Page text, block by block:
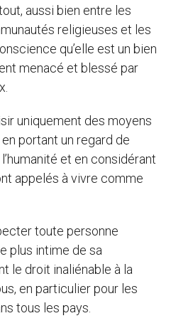
aussi bien entre les
religieuses et les
qu’elle est un bien
menacé et blessé par
uniquement des moyens
portant un regard de
et en considérant
appelés à vivre comme
toute personne
plus intime de sa
le droit inaliénable à la
en particulier pour les
tous les pays.